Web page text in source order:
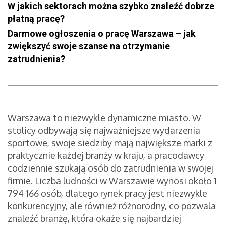
W jakich sektorach można szybko znaleźć dobrze
płatną pracę?
Darmowe ogłoszenia o pracę Warszawa – jak
zwiększyć swoje szanse na otrzymanie
zatrudnienia?
Warszawa to niezwykle dynamiczne miasto. W
stolicy odbywają się najważniejsze wydarzenia
sportowe, swoje siedziby mają największe marki z
praktycznie każdej branży w kraju, a pracodawcy
codziennie szukają osób do zatrudnienia w swojej
firmie. Liczba ludności w Warszawie wynosi około 1
794 166 osób, dlatego rynek pracy jest niezwykle
konkurencyjny, ale również różnorodny, co pozwala
znaleźć branżę, która okaże się najbardziej